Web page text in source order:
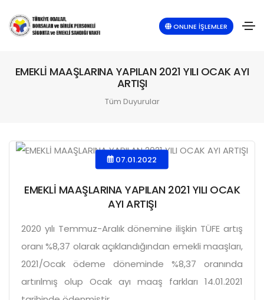
ONLINE İŞLEMLER
EMEKLİ MAAŞLARINA YAPILAN 2021 YILI OCAK AYI
ARTIŞI
Tüm Duyurular
07.01.2022
EMEKLİ MAAŞLARINA YAPILAN 2021 YILI OCAK
AYI ARTIŞI
2020 yılı Temmuz-Aralık dönemine ilişkin TÜFE artış
oranı %8,37 olarak açıklandığından emekli maaşları,
2021/Ocak ödeme döneminde %8,37 oranında
artırılmış olup Ocak ayı maaş farkları 14.01.2021